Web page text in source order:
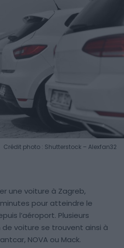
Crédit photo : Shutterstock – Alexfan32
une voiture à Zagreb,
pour atteindre le
l’aéroport. Plusieurs
voiture se trouvent ainsi à
NOVA ou Mack.